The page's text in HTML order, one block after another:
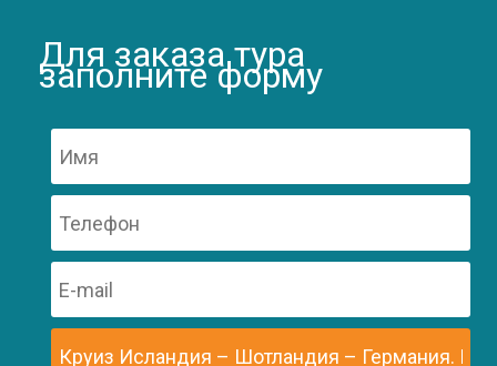
Для заказа тура
заполните форму